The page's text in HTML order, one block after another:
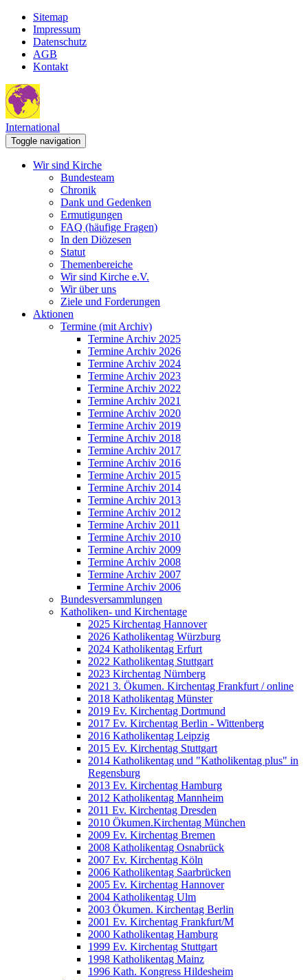
Sitemap
Impressum
Datenschutz
AGB
Kontakt
International
Toggle navigation
Wir sind Kirche
Bundesteam
Chronik
Dank und Gedenken
Ermutigungen
FAQ (häufige Fragen)
In den Diözesen
Statut
Themenbereiche
Wir sind Kirche e.V.
Wir über uns
Ziele und Forderungen
Aktionen
Termine (mit Archiv)
Termine Archiv 2025
Termine Archiv 2026
Termine Archiv 2024
Termine Archiv 2023
Termine Archiv 2022
Termine Archiv 2021
Termine Archiv 2020
Termine Archiv 2019
Termine Archiv 2018
Termine Archiv 2017
Termine Archiv 2016
Termine Archiv 2015
Termine Archiv 2014
Termine Archiv 2013
Termine Archiv 2012
Termine Archiv 2011
Termine Archiv 2010
Termine Archiv 2009
Termine Archiv 2008
Termine Archiv 2007
Termine Archiv 2006
Bundesversammlungen
Katholiken- und Kirchentage
2025 Kirchentag Hannover
2026 Katholikentag Würzburg
2024 Katholikentag Erfurt
2022 Katholikentag Stuttgart
2023 Kirchentag Nürnberg
2021 3. Ökumen. Kirchentag Frankfurt / online
2018 Katholikentag Münster
2019 Ev. Kirchentag Dortmund
2017 Ev. Kirchentag Berlin - Wittenberg
2016 Katholikentag Leipzig
2015 Ev. Kirchentag Stuttgart
2014 Katholikentag und "Katholikentag plus" in
Regensburg
2013 Ev. Kirchentag Hamburg
2012 Katholikentag Mannheim
2011 Ev. Kirchentag Dresden
2010 Ökumen.Kirchentag München
2009 Ev. Kirchentag Bremen
2008 Katholikentag Osnabrück
2007 Ev. Kirchentag Köln
2006 Katholikentag Saarbrücken
2005 Ev. Kirchentag Hannover
2004 Katholikentag Ulm
2003 Ökumen. Kirchentag Berlin
2001 Ev. Kirchentag Frankfurt/M
2000 Katholikentag Hamburg
1999 Ev. Kirchentag Stuttgart
1998 Katholikentag Mainz
1996 Kath. Kongress Hildesheim